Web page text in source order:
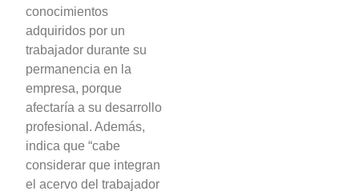
conocimientos
adquiridos por un
trabajador durante su
permanencia en la
empresa, porque
afectaría a su desarrollo
profesional. Además,
indica que “cabe
considerar que integran
el acervo del trabajador